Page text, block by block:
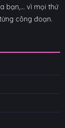
bạn,... vì mọi thứ
công đoạn.